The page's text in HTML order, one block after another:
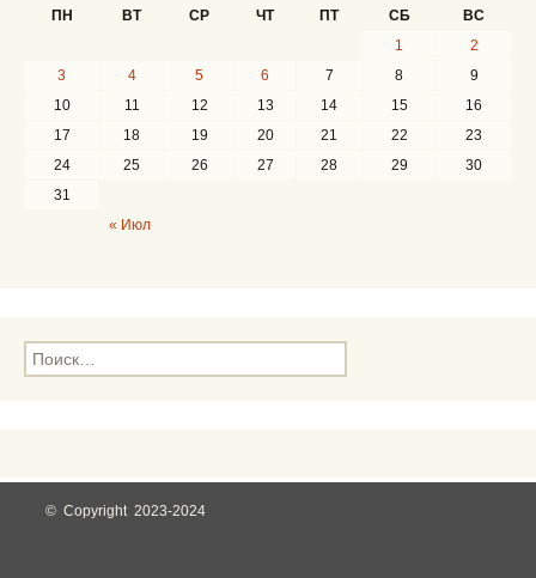
ПН ВТ СР ЧТ ПТ СБ ВС
« Июл
1
2
3
4 5 6 7 8
9
10
11 12 13 14 15
16
17
18 19 20 21 22
23
24
25 26 27 28 29
30
31
Н
а
:
© Copyright 2023-2024